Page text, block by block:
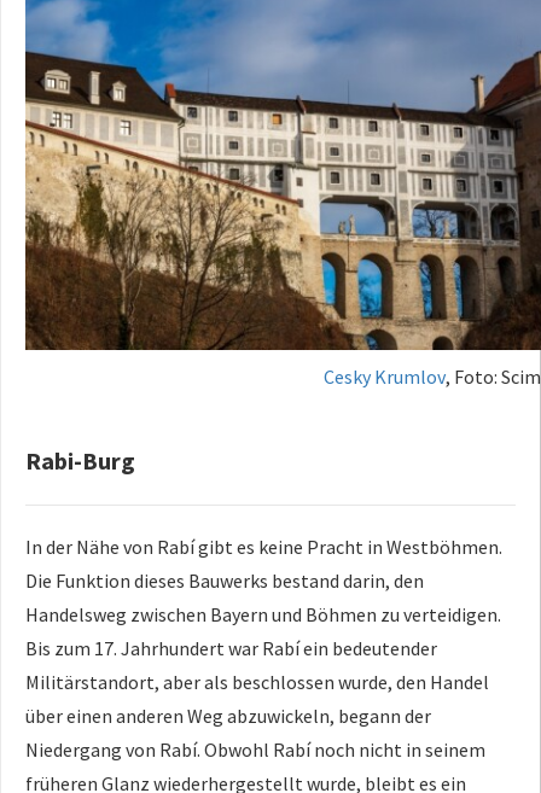
Cesky Krumlov, Foto:
Rabi-Burg
In der Nähe von Rabí gibt es keine Pracht in Westböhmen.
Die Funktion dieses Bauwerks bestand darin, den
Handelsweg zwischen Bayern und Böhmen zu verteidigen.
Bis zum 17. Jahrhundert war Rabí ein bedeutender
Militärstandort, aber als beschlossen wurde, den Handel
über einen anderen Weg abzuwickeln, begann der
Niedergang von Rabí. Obwohl Rabí noch nicht in seinem
früheren Glanz wiederhergestellt wurde, bleibt es ein